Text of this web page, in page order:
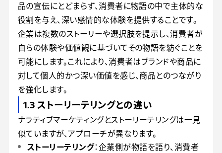
品の宣伝にとどまらず、消費者に物語の中で主体的な
役割を与え、深い感情的な体験を提供することです。
企業は複数のストーリーや選択肢を提示し、消費者が
自らの体験や価値観に基づいてその物語を紡ぐことを
可能にします。これにより、消費者はブランドや商品に
対して個人的かつ深い価値を感じ、商品とのつながり
を強化します。
1.3 ストーリーテリングとの違い
ナラティブマーケティングとストーリーテリングは一見
似ていますが、アプローチが異なります。
ストーリーテリング：企業側が物語を語り、消費者